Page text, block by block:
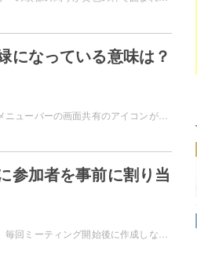
になっている意味は？
Web会議ツール・Zoomを使用していて、会議中にメニューバーの画面共有のアイコンが緑色になっていて一体どういうことなのか疑問に思ったことはありませんか？この記事では、Zoomで画面共有のアイコンが緑になっている意味についてご紹介しています。
参加者を事前に割り当